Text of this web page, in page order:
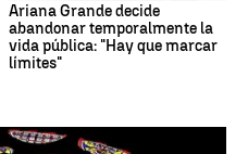
Ariana Grande decide
abandonar temporalmente la
vida pública: "Hay que marcar
límites"